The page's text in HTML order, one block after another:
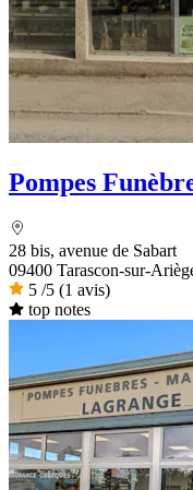
Pompes
28 bis, avenue de Sabart
09400 Tarascon-sur-
5 /5 (1 avis)
top notes